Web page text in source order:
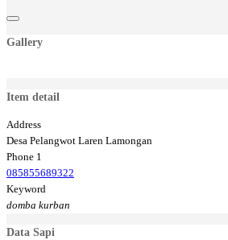
Gallery
Item detail
Address
Desa Pelangwot Laren Lamongan
Phone 1
085855689322
Keyword
domba kurban
Data Sapi